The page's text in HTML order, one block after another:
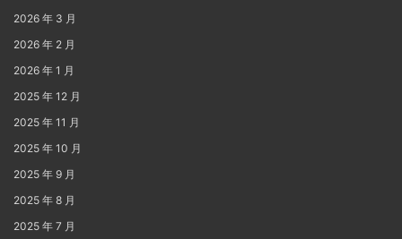
2026 年 3 月
2026 年 2 月
2026 年 1 月
2025 年 12 月
2025 年 11 月
2025 年 10 月
2025 年 9 月
2025 年 8 月
2025 年 7 月